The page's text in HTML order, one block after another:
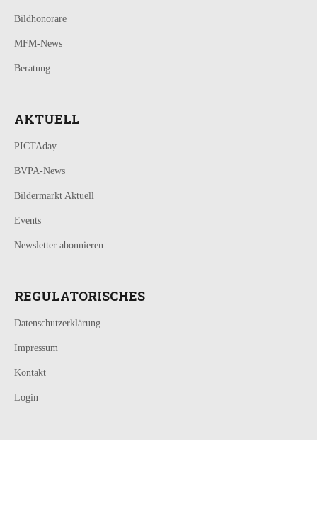
Bildhonorare
MFM-News
Beratung
AKTUELL
PICTAday
BVPA-News
Bildermarkt Aktuell
Events
Newsletter abonnieren
REGULATORISCHES
Datenschutzerklärung
Impressum
Kontakt
Login